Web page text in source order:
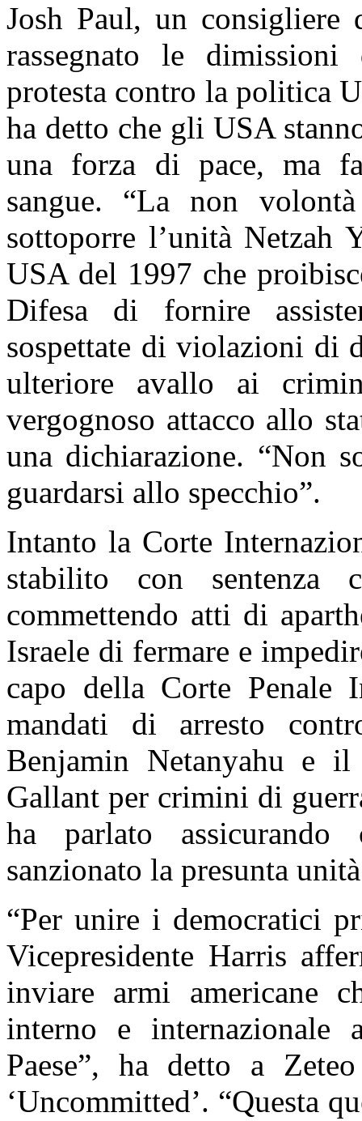
Josh Paul, un
rassegnato le
protesta contro la politica
ha detto che gli USA
una forza di pace, ma
sangue. “La non
sottoporre l’unità Netzah
USA del 1997 che
Difesa di fornire
sospettate di violazioni di
ulteriore avallo ai
vergognoso attacco allo
una dichiarazione. “Non
guardarsi allo specchio”.
Intanto la Corte
stabilito con sentenza
commettendo atti di
Israele di fermare e
capo della Corte Penale
mandati di arresto
Benjamin Netanyahu e
Gallant per crimini di
ha parlato
sanzionato la presunta
“Per unire i democratici
Vicepresidente Harris
inviare armi americane
interno e internazionale
Paese”, ha detto a Zeteo
‘Uncommitted’. “Questa